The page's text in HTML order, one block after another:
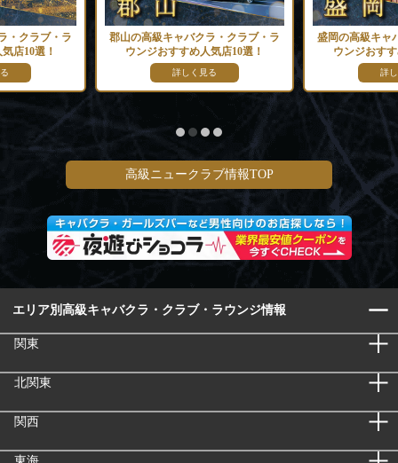
・クラブ・ラ
店10選！
郡山の高級キャバクラ・クラブ・ラ
ウンジおすすめ人気店10選！
詳しく見る
盛岡の高級キャ
ウンジおす
詳
高級ニュークラブ情報TOP
エリア別高級キャバクラ・クラブ・ラウンジ情報
関東
北関東
関西